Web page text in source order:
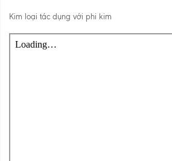
Kim loại tác dụng với phi kim